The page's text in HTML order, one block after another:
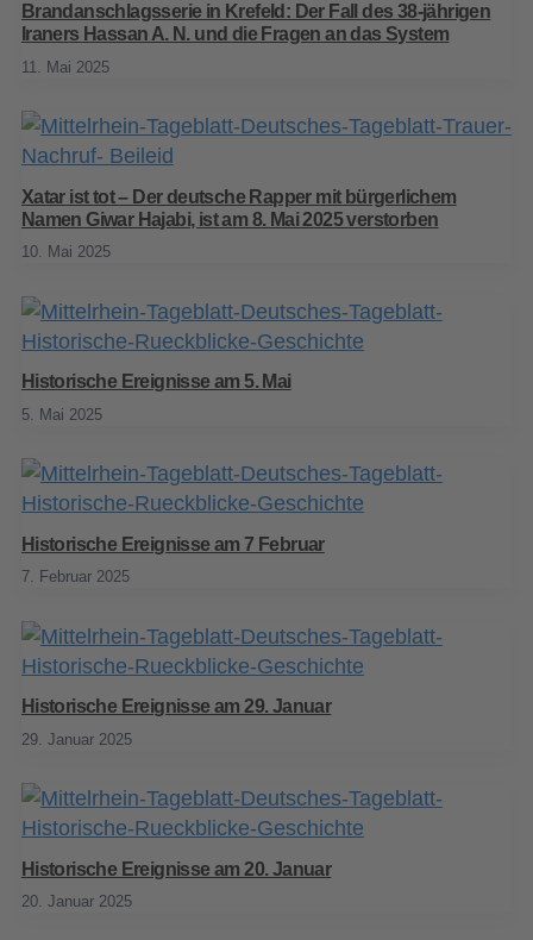
Brandanschlagsserie in Krefeld: Der Fall des 38-jährigen
Iraners Hassan A. N. und die Fragen an das System
11. Mai 2025
Xatar ist tot – Der deutsche Rapper mit bürgerlichem
Namen Giwar Hajabi, ist am 8. Mai 2025 verstorben
10. Mai 2025
Historische Ereignisse am 5. Mai
5. Mai 2025
Historische Ereignisse am 7 Februar
7. Februar 2025
Historische Ereignisse am 29. Januar
29. Januar 2025
Historische Ereignisse am 20. Januar
20. Januar 2025